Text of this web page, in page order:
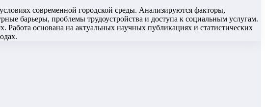
современной городской среды. Анализируются факторы,
барьеры, проблемы трудоустройства и доступа к социальным услугам.
основана на актуальных научных публикациях и статистических